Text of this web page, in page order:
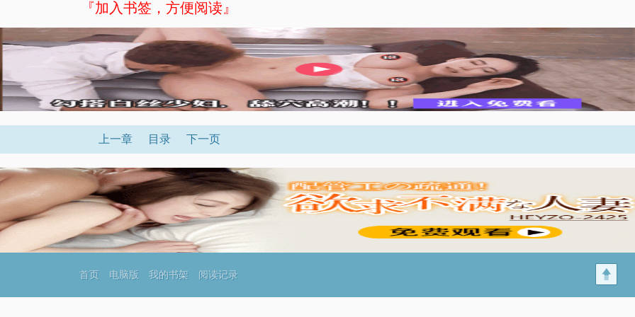
『加入书签，方便阅读』
上一章 目录 下一页
首页 电脑版 我的书架 阅读记录